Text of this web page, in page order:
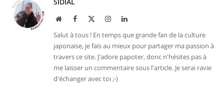
Site
Facebook InstagramLinkedIn
Salut à tous ! En temps que grande fan de la culture
japonaise, je fais au mieux pour partager ma passion à
travers ce site. J'adore papoter, donc n'hésites pas à
me laisser un commentaire sous l'article. Je serai ravie
d'échanger avec toi ;-)